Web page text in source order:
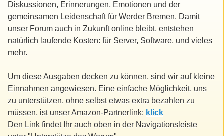
Diskussionen, Erinnerungen, Emotionen und der
gemeinsamen Leidenschaft für Werder Bremen. Damit
unser Forum auch in Zukunft online bleibt, entstehen
natürlich laufende Kosten: für Server, Software, und vieles
mehr.
Um diese Ausgaben decken zu können, sind wir auf kleine
Einnahmen angewiesen. Eine einfache Möglichkeit, uns
zu unterstützen, ohne selbst etwas extra bezahlen zu
müssen, ist unser Amazon-Partnerlink: klick
Den Link findet Ihr auch oben in der Navigationsleiste